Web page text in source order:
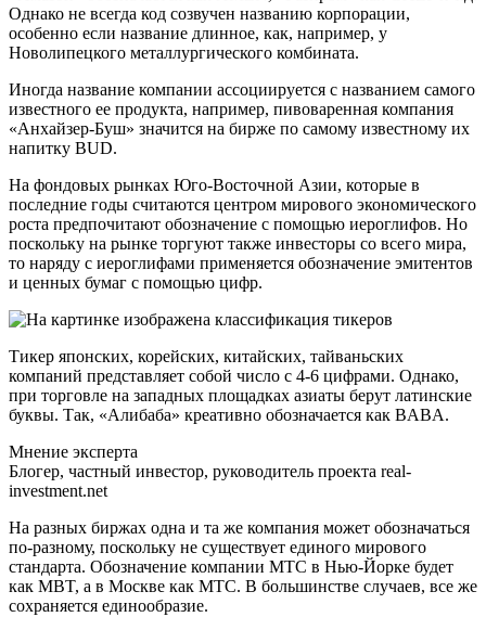
Однако не всегда код созвучен названию корпорации,
особенно если название длинное, как, например, у
Новолипецкого металлургического комбината.
Иногда название компании ассоциируется с названием самого
известного ее продукта, например, пивоваренная компания
«Анхайзер-Буш» значится на бирже по самому известному их
напитку BUD.
На фондовых рынках Юго-Восточной Азии, которые в
последние годы считаются центром мирового экономического
роста предпочитают обозначение с помощью иероглифов. Но
поскольку на рынке торгуют также инвесторы со всего мира,
то наряду с иероглифами применяется обозначение эмитентов
и ценных бумаг с помощью цифр.
Тикер японских, корейских, китайских, тайваньских
компаний представляет собой число с 4-6 цифрами. Однако,
при торговле на западных площадках азиаты берут латинские
буквы. Так, «Алибаба» креативно обозначается как BABA.
Мнение эксперта
Блогер, частный инвестор, руководитель проекта real-
investment.net
На разных биржах одна и та же компания может обозначаться
по-разному, поскольку не существует единого мирового
стандарта. Обозначение компании МТС в Нью-Йорке будет
как MBT, а в Москве как МТС. В большинстве случаев, все же
сохраняется единообразие.